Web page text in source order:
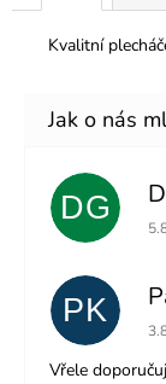
Kvalitní
DG
PK
Vřele